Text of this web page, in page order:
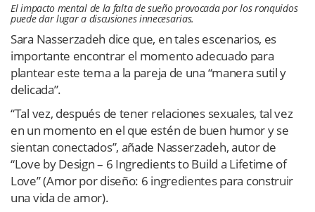
El impacto mental de la falta de sueño provocada por los ronquidos
puede dar lugar a discusiones innecesarias.
Sara Nasserzadeh dice que, en tales escenarios, es
importante encontrar el momento adecuado para
plantear este tema a la pareja de una “manera sutil y
delicada”.
“Tal vez, después de tener relaciones sexuales, tal vez
en un momento en el que estén de buen humor y se
sientan conectados”, añade Nasserzadeh, autor de
“Love by Design – 6 Ingredients to Build a Lifetime of
Love” (Amor por diseño: 6 ingredientes para construir
una vida de amor).